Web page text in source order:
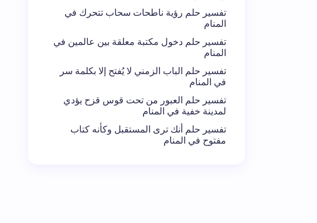
تفسير حلم رؤية ناطحات سحاب تتحرك في
المنام
تفسير حلم دخول مكتبة معلقة بين عالمين في
المنام
تفسير حلم الباب الزمني لا يُفتح إلا بكلمة سر
في المنام
تفسير حلم العبور من تحت قوس قزح يؤدي
لمدينة خفية في المنام
تفسير حلم أنك ترى المستقبل وكأنه كتاب
مفتوح في المنام